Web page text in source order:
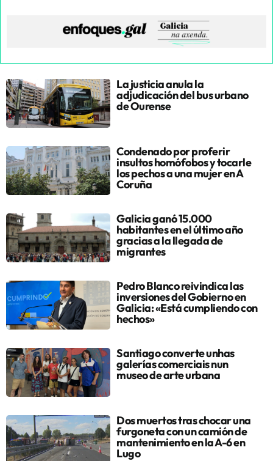
La justicia anula la
adjudicación del bus urbano
de Ourense
Condenado por proferir
insultos homófobos y tocarle
los pechos a una mujer en A
Coruña
Galicia ganó 15.000
habitantes en el último año
gracias a la llegada de
migrantes
Pedro Blanco reivindica las
inversiones del Gobierno en
Galicia: «Está cumpliendo con
hechos»
Santiago converte unhas
galerías comerciais nun
museo de arte urbana
Dos muertos tras chocar una
furgoneta con un camión de
mantenimiento en la A-6 en
Lugo